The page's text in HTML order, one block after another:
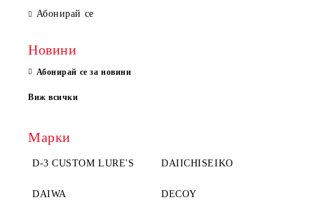
Абонирай се
Новини
Абонирай се за новини
Виж всички
Марки
D-3 CUSTOM LURE'S DAIICHISEIKO
DAIWA DECOY